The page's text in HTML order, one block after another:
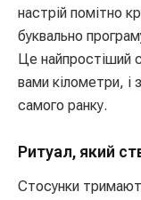
настрій помітно
буквально
Це найпростіший
вами кілометри,
самого ранку.
Ритуал, який
Стосунки